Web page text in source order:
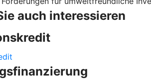
auch interessieren